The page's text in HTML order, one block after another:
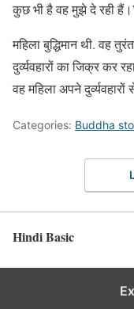
कुछ भी है वह मुझे दे रही
महिला बुद्धिमान थी. वह
दुर्व्यवहारों का जिक्र कर
वह महिला अपने दुर्व्यवहारों
Categories: Buddha
Hindi Basic